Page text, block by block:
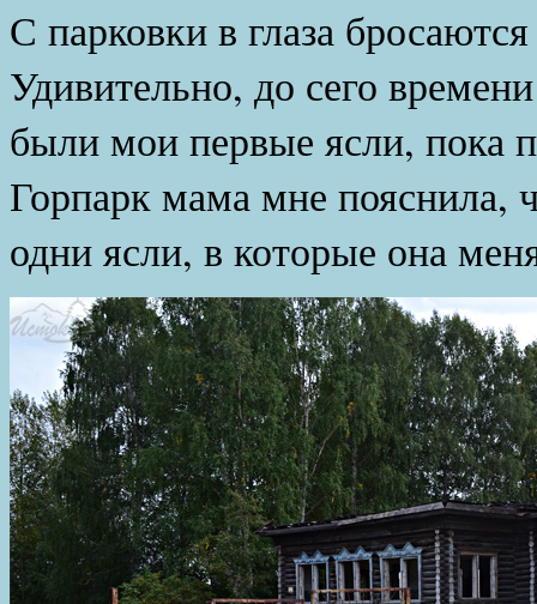
С парковки в глаза
Удивительно, до сего
были мои первые ясли, пока
Горпарк мама мне пояснила,
одни ясли, в которые она